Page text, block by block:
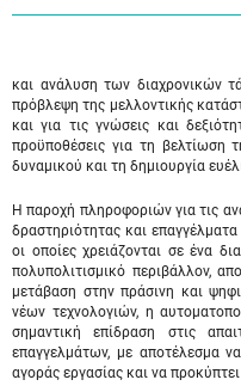
και ανάλυση των διαχρονικών
πρόβλεψη της μελλοντικής
και για τις γνώσεις και
προϋποθέσεις για τη βελτίωση
δυναμικού και τη δημιουργία
Η παροχή πληροφοριών για τις
δραστηριότητας και
οι οποίες χρειάζονται σε ένα
πολυπολιτισμικό περιβάλλον,
μετάβαση στην πράσινη και
νέων τεχνολογιών, η
σημαντική επίδραση στις
επαγγελμάτων, με αποτέλεσμα
αγοράς εργασίας και να